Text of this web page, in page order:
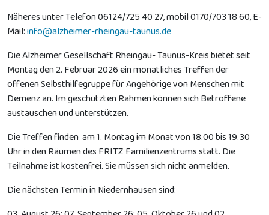
Näheres unter Telefon 06124/725 40 27, mobil 0170/703 18 60, E-
Mail:info@alzheimer-rheingau-taunus.de
Die Alzheimer Gesellschaft Rheingau- Taunus-Kreis bietet seit
Montag den 2. Februar 2026 ein monatliches Treffen der
offenen Selbsthilfegruppe für Angehörige von Menschen mit
Demenz an. Im geschützten Rahmen können sich Betroffene
austauschen und unterstützen.
Die Treffen finden am 1. Montag im Monat von 18.00 bis 19.30
Uhr in den Räumen des FRITZ Familienzentrums statt. Die
Teilnahme ist kostenfrei. Sie müssen sich nicht anmelden.
Die nächsten Termin in Niedernhausen sind: